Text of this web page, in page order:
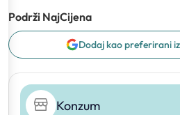
Podrži NajCijena
Dodaj kao preferirani
Konzum